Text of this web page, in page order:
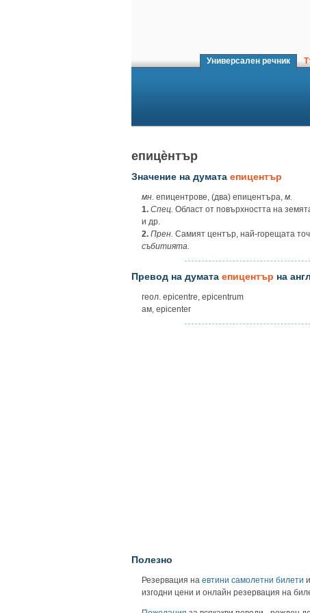
Универсален речник
епицѐнтър
Значение на думата епицентър
мн. епицентрове, (два) епицентъра, м.
1. Спец. Област от повърхността на
и др.
2. Прен. Самият център, най-горещата
събитията.
Превод на думата епицентър на
геол. epicentre, epicentrum
ам, epicenter
Полезно
Резервация на евтини самолетни билети
изгодни цени и онлайн резервация на